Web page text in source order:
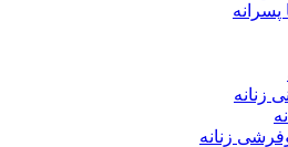
زنانه
زنانه